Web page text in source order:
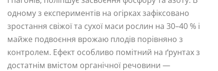
одному з експериментів на огірках зафіксовано
зростання свіжої та сухої маси рослин на 30–40 % і
майже подвоєння врожаю плодів порівняно з
контролем. Ефект особливо помітний на ґрунтах з
достатнім вмістом органічної речовини —